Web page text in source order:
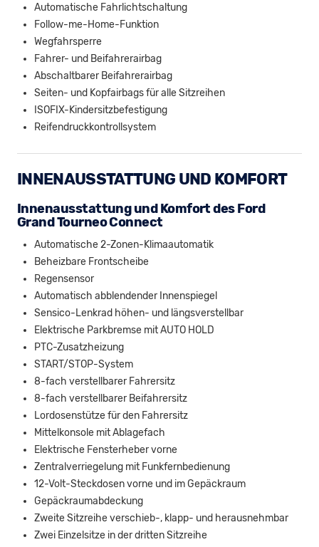
Automatische Fahrlichtschaltung
Follow-me-Home-Funktion
Wegfahrsperre
Fahrer- und Beifahrerairbag
Abschaltbarer Beifahrerairbag
Seiten- und Kopfairbags für alle Sitzreihen
ISOFIX-Kindersitzbefestigung
Reifendruckkontrollsystem
INNENAUSSTATTUNG UND KOMFORT
Innenausstattung und Komfort des Ford
Grand Tourneo Connect
Automatische 2-Zonen-Klimaautomatik
Beheizbare Frontscheibe
Regensensor
Automatisch abblendender Innenspiegel
Sensico-Lenkrad höhen- und längsverstellbar
Elektrische Parkbremse mit AUTO HOLD
PTC-Zusatzheizung
START/STOP-System
8-fach verstellbarer Fahrersitz
8-fach verstellbarer Beifahrersitz
Lordosenstütze für den Fahrersitz
Mittelkonsole mit Ablagefach
Elektrische Fensterheber vorne
Zentralverriegelung mit Funkfernbedienung
12-Volt-Steckdosen vorne und im Gepäckraum
Gepäckraumabdeckung
Zweite Sitzreihe verschieb-, klapp- und herausnehmbar
Zwei Einzelsitze in der dritten Sitzreihe